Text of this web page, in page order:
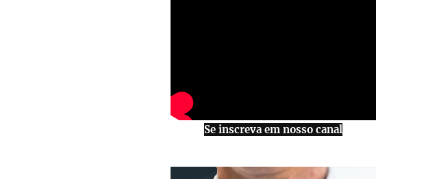
Se inscreva em nosso canal